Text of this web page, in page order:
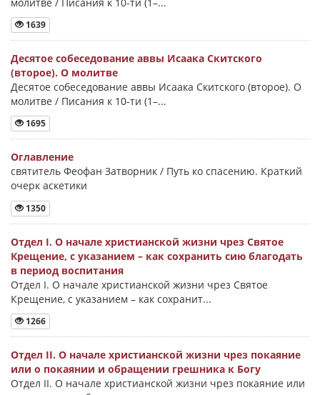
1639
Десятое собеседование аввы Исаака Скитского
(второе). О молитве
Десятое собеседование аввы Исаака Скитского (второе). О
молитве / Писания к 10-ти (1–...
1695
Оглавление
святитель Феофан Затворник / Путь ко спасению. Краткий
очерк аскетики
1350
Отдел I. О начале христианской жизни чрез Святое
Крещение, с указанием – как сохранить сию благодать
в период воспитания
Отдел I. О начале христианской жизни чрез Святое
Крещение, с указанием – как сохранит...
1266
Отдел II. О начале христианской жизни чрез покаяние
или о покаянии и обращении грешника к Богу
Отдел II. О начале христианской жизни чрез покаяние или